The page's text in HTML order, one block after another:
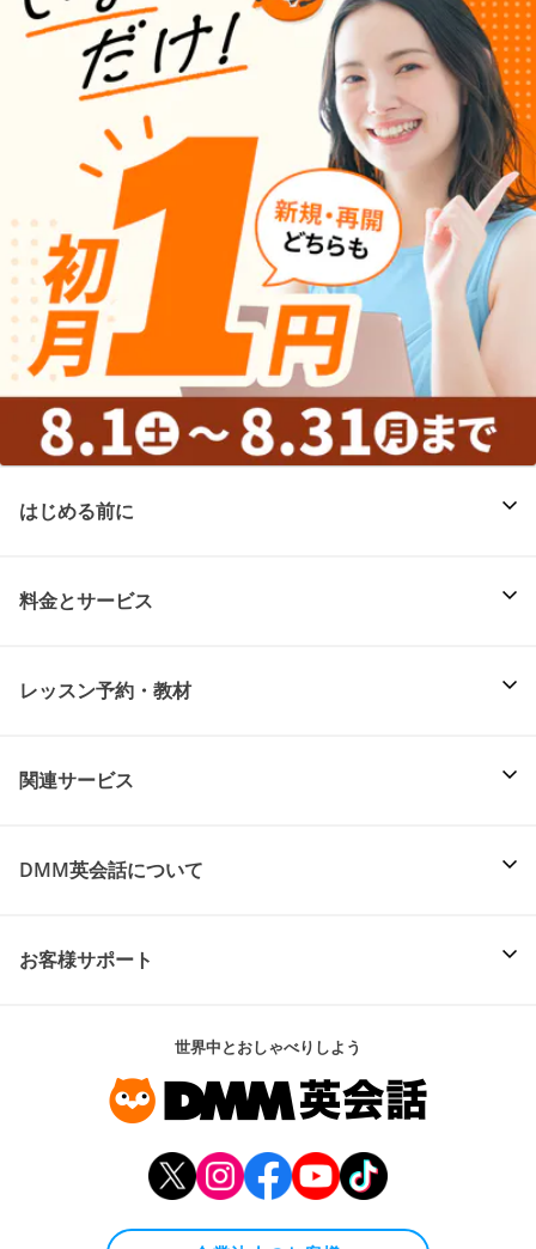
はじめる前に
料金とサービス
レッスン予約・教材
関連サービス
DMM英会話について
お客様サポート
世界中とおしゃべりしよう